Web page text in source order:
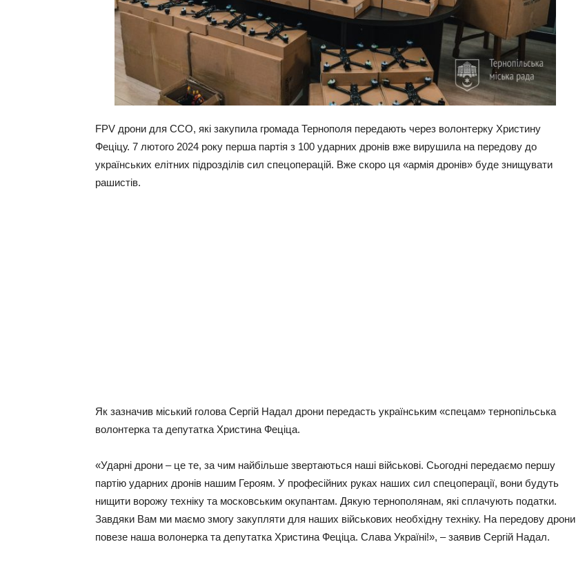
FPV дрони для ССО, які закупила громада Тернополя передають через волонтерку Христину
Феціцу. 7 лютого 2024 року перша партія з 100 ударних дронів вже вирушила на передову до
українських елітних підрозділів сил спецоперацій. Вже скоро ця «армія дронів» буде знищувати
рашистів.
Як зазначив міський голова Сергій Надал дрони передасть українським «спецам» тернопільська
волонтерка та депутатка Христина Феціца.
«Ударні дрони – це те, за чим найбільше звертаються наші військові. Сьогодні передаємо першу
партію ударних дронів нашим Героям. У професійних руках наших сил спецоперації, вони будуть
нищити ворожу техніку та московським окупантам. Дякую тернополянам, які сплачують податки.
Завдяки Вам ми маємо змогу закупляти для наших військових необхідну техніку. На передову дрони
повезе наша волонерка та депутатка Христина Феціца. Слава Україні!», – заявив Сергій Надал.